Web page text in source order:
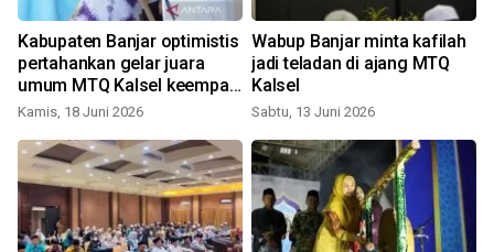
Kabupaten Banjar optimistis
pertahankan gelar juara
umum MTQ Kalsel keempat
kalinya
Kamis, 18 Juni 2026
Wabup Banjar minta kafilah
jadi teladan di ajang MTQ
Kalsel
Sabtu, 13 Juni 2026